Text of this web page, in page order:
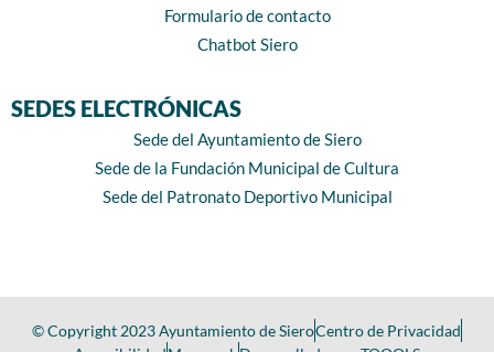
Formulario de contacto
Chatbot Siero
SEDES ELECTRÓNICAS
Sede del Ayuntamiento de Siero
Sede de la Fundación Municipal de Cultura
Sede del Patronato Deportivo Municipal
© Copyright 2023 Ayuntamiento de SieroCentro de Privacidad